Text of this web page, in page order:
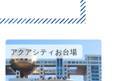
アクアシティお台場